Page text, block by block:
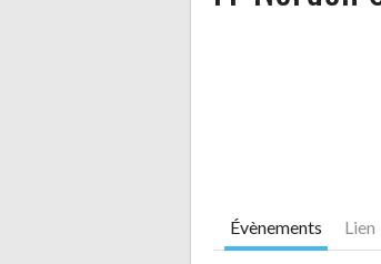
Évènements Lien